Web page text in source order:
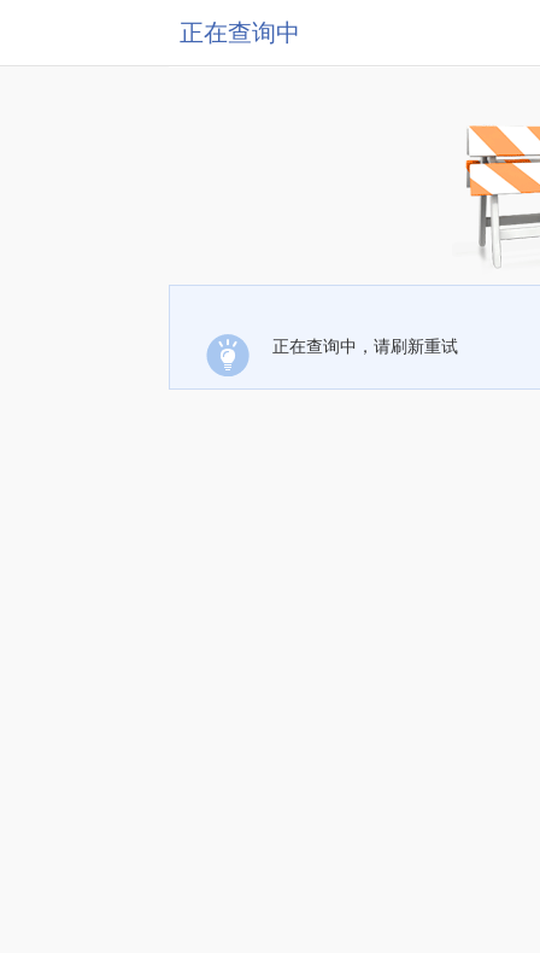
正在查询中
正在查询中，请刷新重试